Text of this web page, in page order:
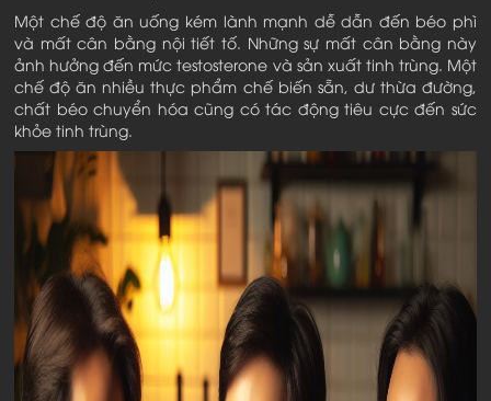
Một chế độ ăn uống kém lành mạnh dễ dẫn đến béo phì
và mất cân bằng nội tiết tố. Những sự mất cân bằng này
ảnh hưởng đến mức testosterone và sản xuất tinh trùng. Một
chế độ ăn nhiều thực phẩm chế biến sẵn, dư thừa đường,
chất béo chuyển hóa cũng có tác động tiêu cực đến sức
khỏe tinh trùng.